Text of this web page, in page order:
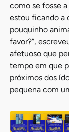
como se fosse
estou ficando a
pouquinho
favor?”,
afetuoso que
tempo em que
próximos dos
pequena com